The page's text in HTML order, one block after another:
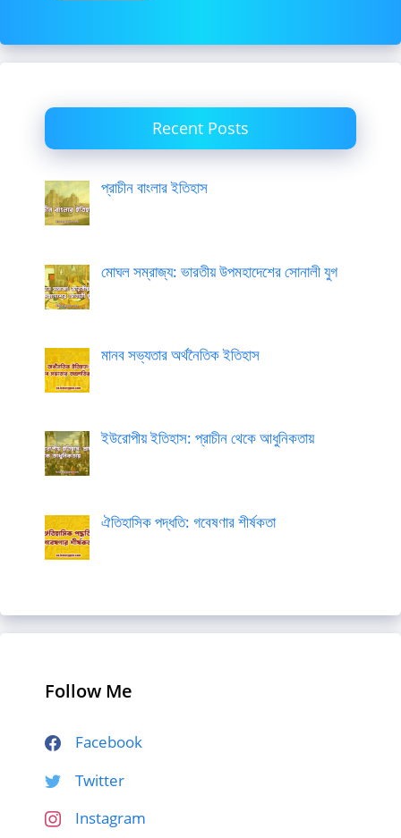
Recent Posts
প্রাচীন বাংলার ইতিহাস
মোঘল সম্রাজ্য: ভারতীয় উপমহাদেশের সোনালী যুগ
মানব সভ্যতার অর্থনৈতিক ইতিহাস
ইউরোপীয় ইতিহাস: প্রাচীন থেকে আধুনিকতায়
ঐতিহাসিক পদ্ধতি: গবেষণার শীর্ষকতা
Follow Me
Facebook
Twitter
Instagram